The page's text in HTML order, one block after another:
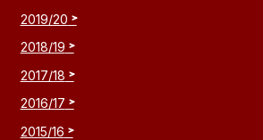
2019/20
2018/19
2017/18
2016/17
2015/16